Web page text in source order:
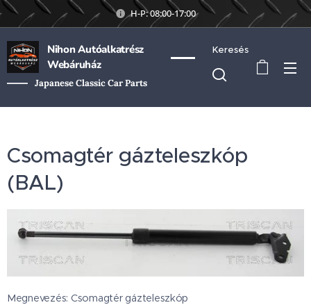
H-P: 08:00-17:00
Nihon Autóalkatrész
Webáruház
Japanese Classic Car Parts
Keresés
Csomagtér gázteleszkóp
(BAL)
Megnevezés: Csomagtér gázteleszkóp